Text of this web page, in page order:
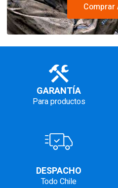
Comprar
GARANTÍA
Para productos
DESPACHO
Todo Chile